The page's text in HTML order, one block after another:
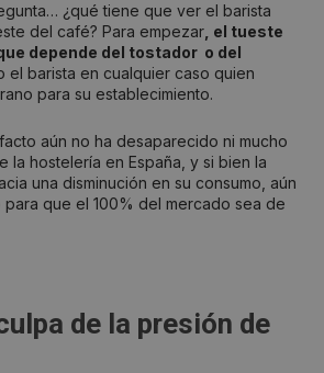
¿qué tiene que ver el barista
del café? Para empezar , el tueste
depende del tostador o del
el barista en cualquier caso quien
para su establecimiento.
aún no ha desaparecido ni mucho
la hostelería en España, y si bien la
una disminución en su consumo, aún
que el 100% del mercado sea de
de la presión de